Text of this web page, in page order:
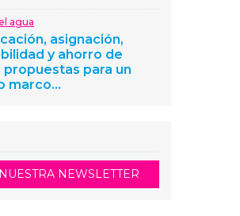
agua
asignación,
y ahorro de
propuestas para un
marco...
NEWSLETTER